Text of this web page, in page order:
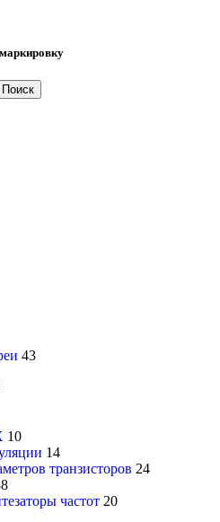
Поиск
43
10
14
транзисторов 24
частот 20